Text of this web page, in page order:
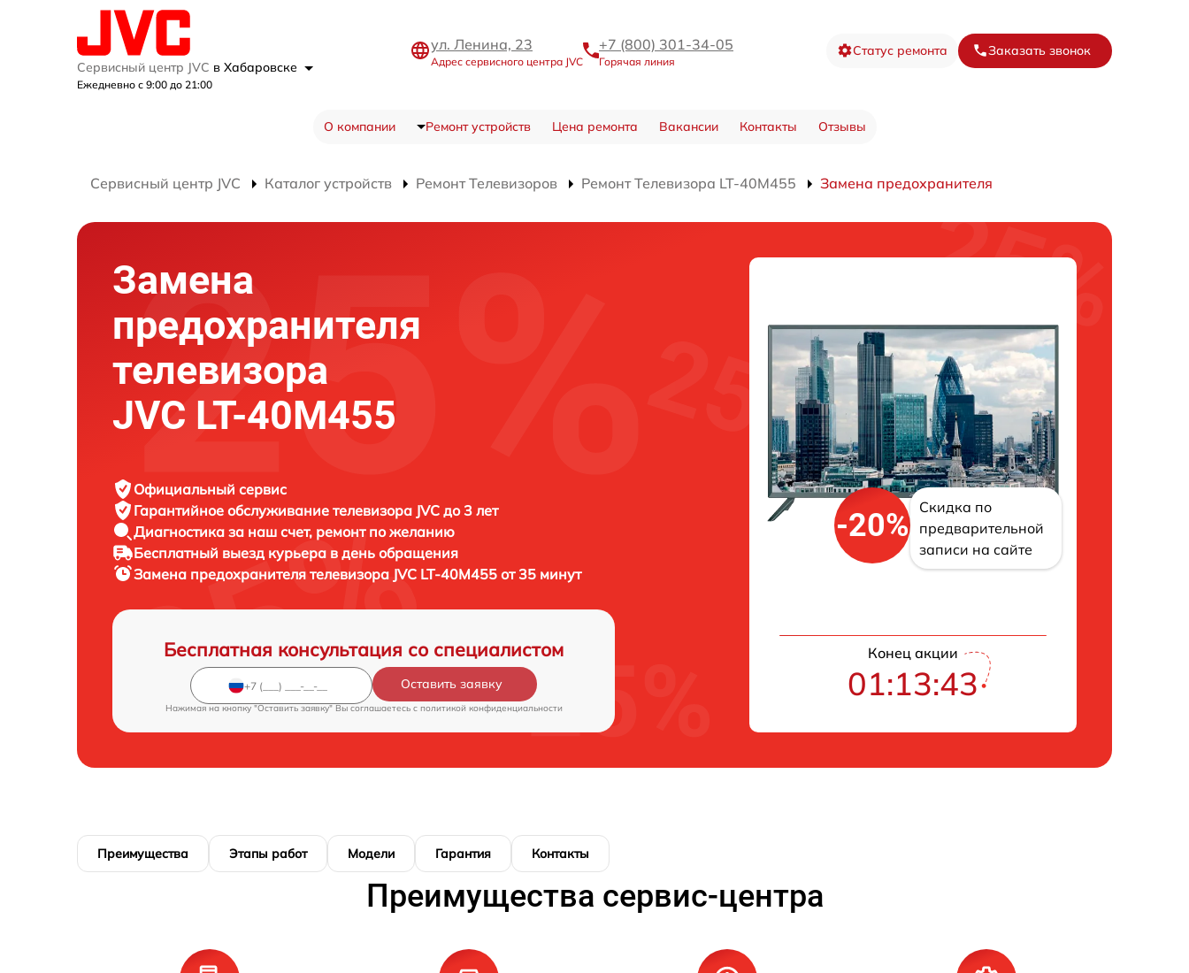
Сервисный центр JVC в Хабаровске
Ежедневно с 9:00 до 21:00
ул. Ленина, 23
Адрес сервисного центра JVC
+7 (800) 301-34-05
Горячая линия
Статус ремонта Заказать звонок
О компании Ремонт устройств Цена ремонта Вакансии Контакты Отзывы
Сервисный центр JVC Каталог устройств Ремонт Телевизоров Ремонт Телевизора LT-40M455 Замена предохранителя
Замена
предохранителя
телевизора
JVC LT-40M455
Официальный сервис
Гарантийное обслуживание телевизора JVC до 3 лет
Диагностика за наш счет, ремонт по желанию
Бесплатный выезд курьера в день обращения
Замена предохранителя телевизора JVC LT-40M455 от 35 минут
Бесплатная консультация со специалистом
Оставить заявку
Нажимая на кнопку "Оставить заявку" Вы соглашаетесь c политикой конфиденциальности
-20%
Скидка по
предварительной
записи на сайте
Конец акции
01:13:42
Преимущества Этапы работ Модели Гарантия Контакты
Преимущества сервис-центра